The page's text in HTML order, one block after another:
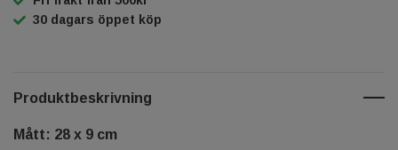
30 dagars öppet köp
Produktbeskrivning
Mått: 28 x 9 cm